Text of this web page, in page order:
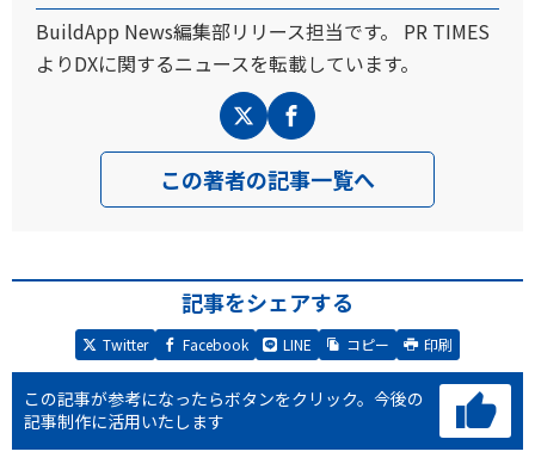
BuildApp News編集部リリース担当です。 PR TIMES
よりDXに関するニュースを転載しています。
この著者の記事一覧へ
記事をシェアする
Twitter Facebook LINE コピー 印刷
この記事が参考になったらボタンをクリック。 今後の
記事制作に活用いたします